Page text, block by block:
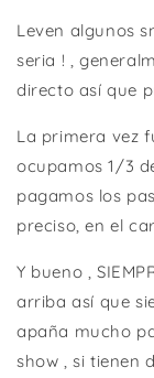
Leven algunos
seria ! ,
directo así que
La primera vez
ocupamos 1/3
pagamos los
preciso, en el
Y bueno ,
arriba así que
apaña mucho
show , si tienen